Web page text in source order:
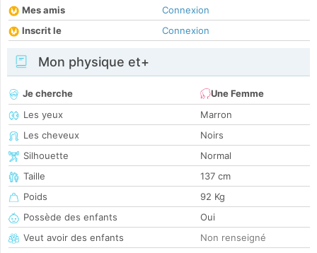
Mes amis
Connexion
Inscrit le
Connexion
Mon physique et+
Je cherche
Une Femme
Les yeux
Marron
Les cheveux
Noirs
Silhouette
Normal
Taille
137 cm
Poids
92 Kg
Possède des enfants
Oui
Veut avoir des enfants
Non renseigné